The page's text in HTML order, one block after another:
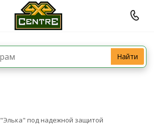
Найти
"Элька" под надежной защитой